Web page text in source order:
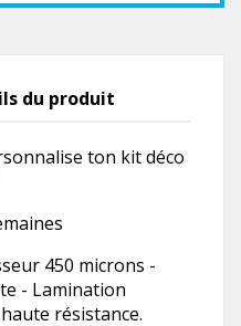
du produit
ton kit déco
450 microns -
- Lamination
résistance.